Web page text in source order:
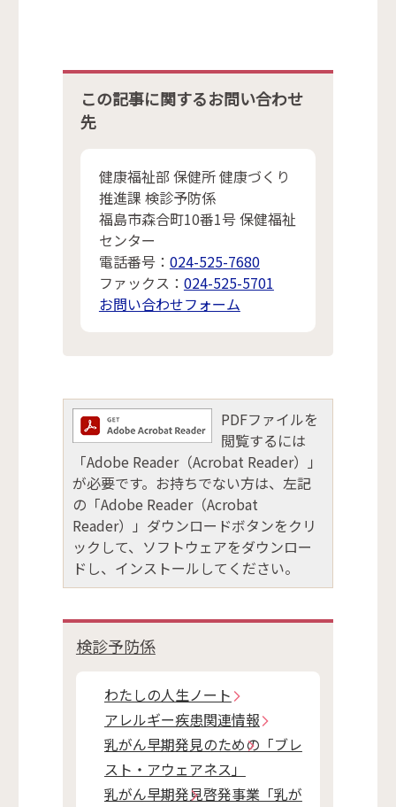
この記事に関するお問い合わせ
先
健康福祉部 保健所 健康づくり
推進課 検診予防係
福島市森合町10番1号 保健福祉
センター
電話番号： 024-525-7680
ファックス： 024-525-5701
お問い合わせフォーム
PDFファイルを
閲覧するには
「Adobe Reader（Acrobat Reader）」
が必要です。お持ちでない方は、左記
の「Adobe Reader（Acrobat
Reader）」ダウンロードボタンをクリ
ックして、ソフトウェアをダウンロー
ドし、インストールしてください。
検診予防係
わたしの人生ノート
アレルギー疾患関連情報
乳がん早期発見のための「ブレ
スト・アウェアネス」
乳がん早期発見啓発事業「乳が